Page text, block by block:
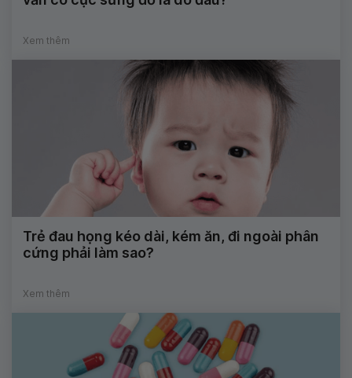
Xem thêm
Trẻ đau họng kéo dài, kém ăn, đi ngoài phân
cứng phải làm sao?
Xem thêm